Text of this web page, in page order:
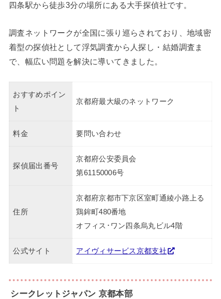
四条駅から徒歩3分の場所にある大手探偵社です。
調査ネットワークが全国に張り巡らされており、地域密
着型の探偵社として浮気調査から人探し・結婚調査ま
で、幅広い問題を解決に導いてきました。
おすすめポイン
ト
京都府最大級のネットワーク
料金 要問い合わせ
探偵届出番号
京都府公安委員会
第61150006号
住所
京都府京都市下京区室町通綾小路上る
鶏鉾町480番地
オフィス･ワン四条烏丸ビル4階
公式サイト アイヴィサービス京都支社
シークレットジャパン 京都本部